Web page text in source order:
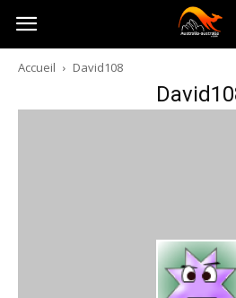
Australia-
australie.com
Accueil David108